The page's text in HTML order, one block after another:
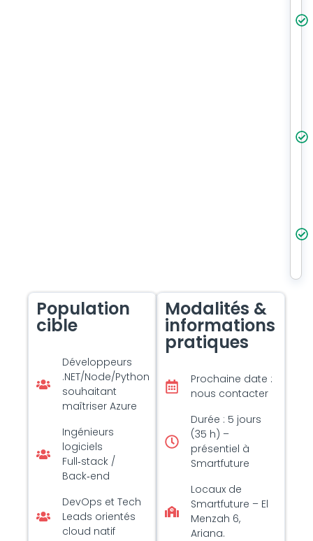
Population
cible
Développeurs
.NET/Node/Python
souhaitant
maîtriser Azure
Ingénieurs
logiciels
Full‑stack /
Back‑end
DevOps et Tech
Leads orientés
cloud natif
Modalités &
informations
pratiques
Prochaine date :
nous contacter
Durée : 5 jours
(35 h) –
présentiel à
Smartfuture
Locaux de
Smartfuture – El
Menzah 6,
Ariana.